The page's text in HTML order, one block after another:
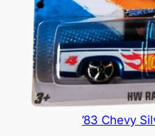
’83 Chevy